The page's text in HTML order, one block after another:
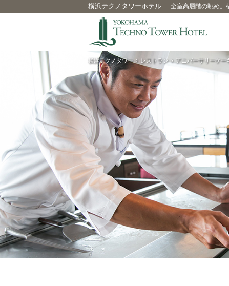
横浜テクノタワーホテル 全室高層階の眺め。
横浜テクノタワー › レストラン › アニバーサリーケー